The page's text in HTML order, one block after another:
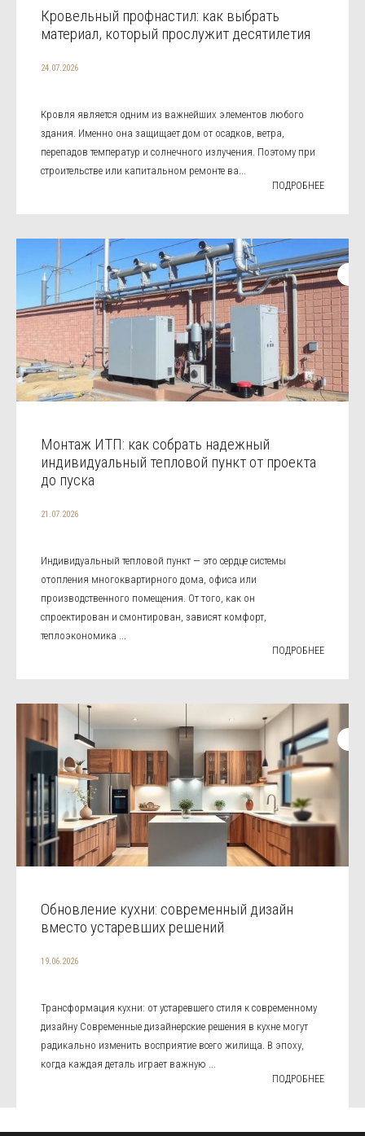
Кровельный профнастил: как выбрать
материал, который прослужит десятилетия
24.07.2026
Кровля является одним из важнейших элементов любого
здания. Именно она защищает дом от осадков, ветра,
перепадов температур и солнечного излучения. Поэтому при
строительстве или капитальном ремонте ва...
ПОДРОБНЕЕ
Монтаж ИТП: как собрать надежный
индивидуальный тепловой пункт от проекта
до пуска
21.07.2026
Индивидуальный тепловой пункт — это сердце системы
отопления многоквартирного дома, офиса или
производственного помещения. От того, как он
спроектирован и смонтирован, зависят комфорт,
теплоэкономика ...
ПОДРОБНЕЕ
Обновление кухни: современный дизайн
вместо устаревших решений
19.06.2026
Трансформация кухни: от устаревшего стиля к современному
дизайну Современные дизайнерские решения в кухне могут
радикально изменить восприятие всего жилища. В эпоху,
когда каждая деталь играет важную ...
ПОДРОБНЕЕ